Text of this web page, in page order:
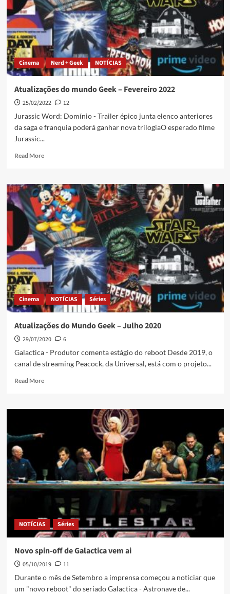
Cinema Nerd + Geek NOTÍCIAS
Atualizações do mundo Geek – Fevereiro 2022
25/02/2022
12
Jurassic Word: Domínio - Trailer épico junta elenco anteriores
da saga e franquia poderá ganhar nova trilogiaO esperado filme
Jurassic...
Read More
Cinema NOTÍCIAS Séries
Atualizações do Mundo Geek – Julho 2020
29/07/2020
6
Galactica - Produtor comenta estágio do reboot Desde 2019, o
canal de streaming Peacock, da Universal, está com o projeto...
Read More
NOTÍCIAS Séries
Novo spin-off de Galactica vem ai
05/10/2019
11
Durante o mês de Setembro a imprensa começou a noticiar que
um "novo reboot" do seriado Galactica - Astronave de...